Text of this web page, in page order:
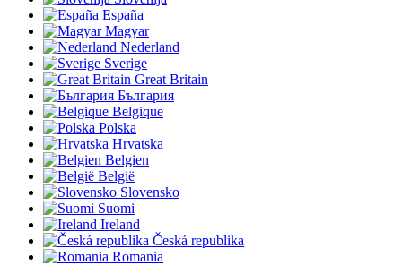
España
Magyar
Nederland
Sverige
Great Britain
България
Belgique
Polska
Hrvatska
Belgien
België
Slovensko
Suomi
Ireland
Česká republika
Romania